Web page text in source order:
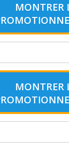
MONTRER
MONTRER